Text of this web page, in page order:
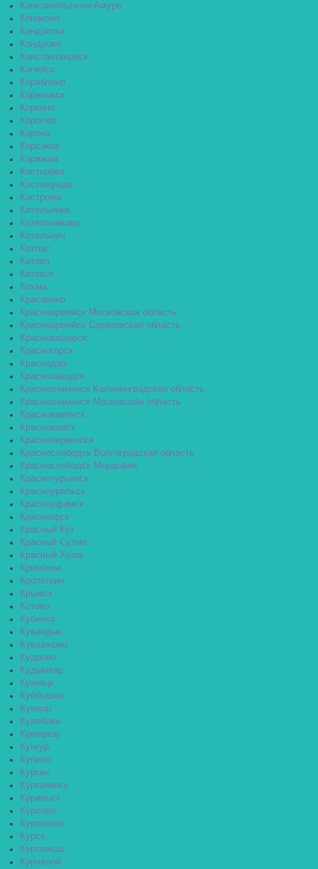
Комсомольск-на-Амуре
Конаково
Кондопога
Кондрово
Константиновск
Копейск
Кораблино
Кореновск
Коркино
Королёв
Короча
Корсаков
Коряжма
Костерёво
Костомукша
Кострома
Котельники
Котельниково
Котельнич
Котлас
Котово
Котовск
Кохма
Красавино
Красноармейск Московская область
Красноармейск Саратовская область
Красновишерск
Красногорск
Краснодар
Краснозаводск
Краснознаменск Калининградская область
Краснознаменск Московская область
Краснокаменск
Краснокамск
Красноперекопск
Краснослободск Волгоградская область
Краснослободск Мордовия
Краснотурьинск
Красноуральск
Красноуфимск
Красноярск
Красный Кут
Красный Сулин
Красный Холм
Кремёнки
Кропоткин
Крымск
Кстово
Кубинка
Кувандык
Кувшиново
Кудрово
Кудымкар
Кузнецк
Куйбышев
Кукмор
Кулебаки
Кумертау
Кунгур
Купино
Курган
Курганинск
Курильск
Курлово
Куровское
Курск
Куртамыш
Курчалой